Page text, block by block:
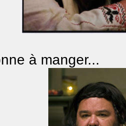
à manger...